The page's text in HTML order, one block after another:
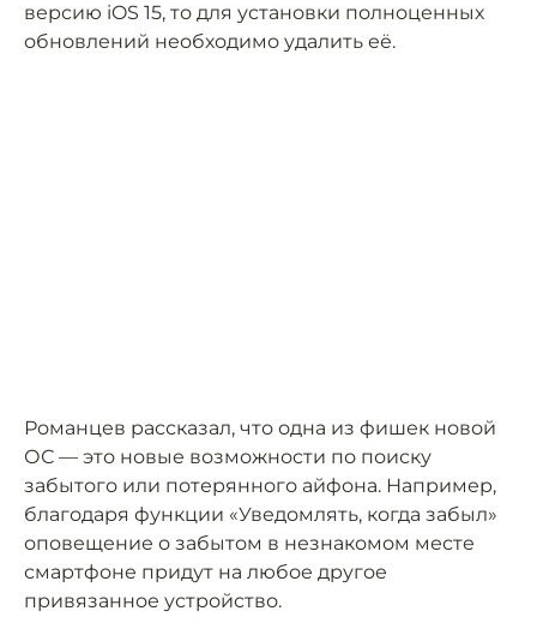
версию iOS 15, то для установки полноценных
обновлений необходимо удалить её.
Романцев рассказал, что одна из фишек новой
ОС — это новые возможности по поиску
забытого или потерянного айфона. Например,
благодаря функции «Уведомлять, когда забыл»
оповещение о забытом в незнакомом месте
смартфоне придут на любое другое
привязанное устройство.